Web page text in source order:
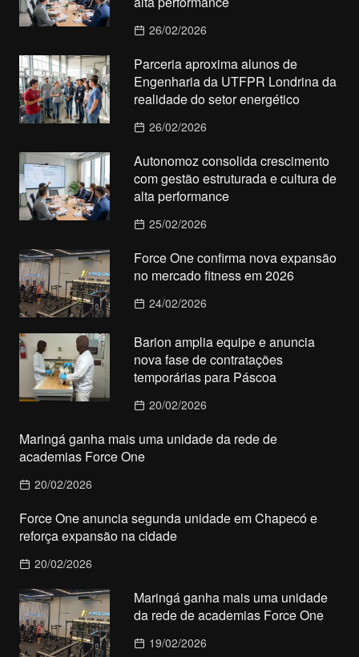
26/02/2026
Parceria aproxima alunos de
Engenharia da UTFPR Londrina da
realidade do setor energético
26/02/2026
Autonomoz consolida crescimento
com gestão estruturada e cultura de
alta performance
25/02/2026
Force One confirma nova expansão
no mercado fitness em 2026
24/02/2026
Barion amplia equipe e anuncia
nova fase de contratações
temporárias para Páscoa
20/02/2026
Maringá ganha mais uma unidade da rede de
academias Force One
20/02/2026
Force One anuncia segunda unidade em Chapecó e
reforça expansão na cidade
20/02/2026
Maringá ganha mais uma unidade
da rede de academias Force One
19/02/2026